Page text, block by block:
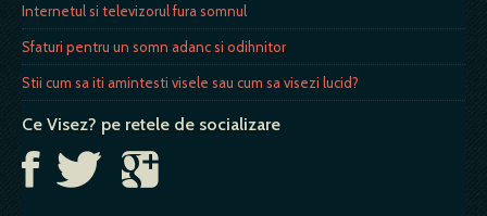
Internetul si televizorul fura somnul
Sfaturi pentru un somn adanc si odihnitor
Stii cum sa iti amintesti visele sau cum sa visezi lucid?
Ce Visez? pe retele de socializare